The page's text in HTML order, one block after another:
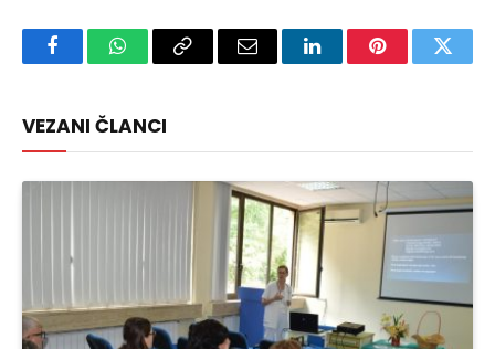
FacebookWhatsAppCopy
Email LinkedInPinterest
VEZANI ČLANCI